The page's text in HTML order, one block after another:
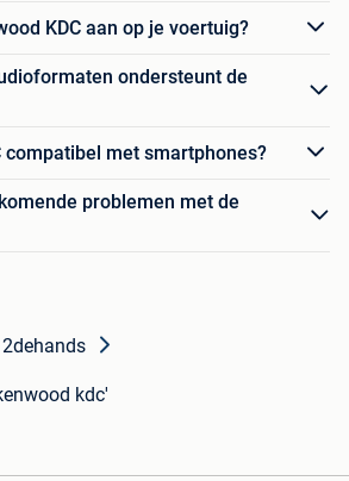
KDC aan op je voertuig?
ondersteunt de
compatibel met smartphones?
problemen met de
2dehands
kdc'